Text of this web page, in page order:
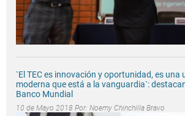
`El TEC es innovación y oportunidad, es una
moderna que está a la vanguardia`:
Banco Mundial
10 de Mayo 2018 Por: Noemy Chinchilla Bravo